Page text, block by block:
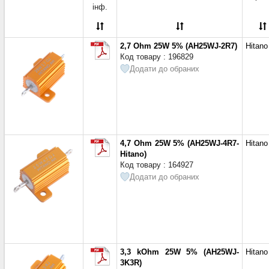
4,7 Ом(5)
5,1 Ом (2)
6,2 Ом(1)
11 Ом(1)
12 Ом(1)
15 Ом
(3)
18 Ом(1)
62 Ом
(2)
68 Ом
інф.
2,7 Ohm 25W 5% (AH25WJ-2R7)
Код товару : 196829
Додати до обраних
Hitano
4,7 Ohm 25W 5% (AH25WJ-4R7-
Hitano)
Код товару : 164927
Додати до обраних
Hitano
3,3 kOhm 25W 5% (AH25WJ-
3K3R)
Hitano